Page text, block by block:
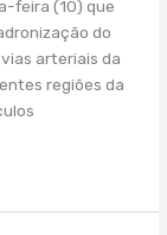
feira (10) que
do
arteriais da
regiões da